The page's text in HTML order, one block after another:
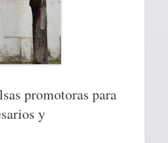
promotoras para
y